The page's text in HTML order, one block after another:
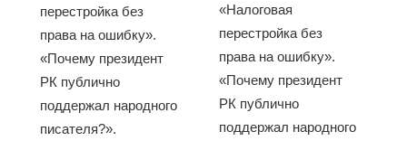
перестройка без
права на ошибку».
«Почему президент
РК публично
поддержал народного
писателя?».
«Налоговая
перестройка без
права на ошибку».
«Почему президент
РК публично
поддержал народного